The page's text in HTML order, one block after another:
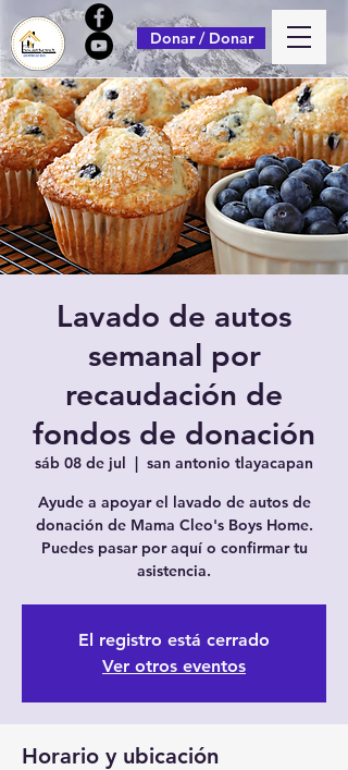
Donar / Donar
Lavado de autos
semanal por
recaudación de
fondos de donación
sáb 08 de jul
  |
san antonio tlayacapan
Ayude a apoyar el lavado de autos de
donación de Mama Cleo's Boys Home.
Puedes pasar por aquí o confirmar tu
asistencia.
El registro está cerrado
Ver otros eventos
Horario y ubicación